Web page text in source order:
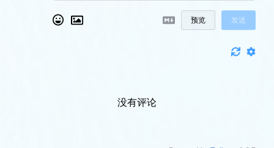
预览 发送
没有评论